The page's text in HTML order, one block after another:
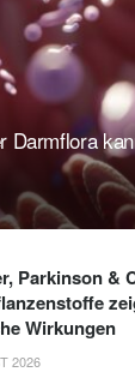
Darmflora
Parkinson &
Wirkungen
2026